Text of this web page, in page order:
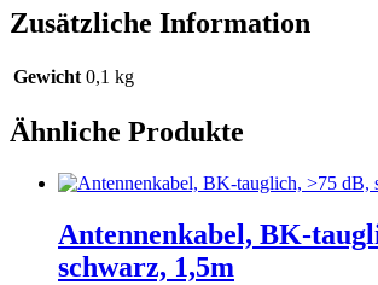
Zusätzliche Information
Gewicht 0,1 kg
Ähnliche Produkte
Antennenkabel, BK-
schwarz, 1,5m